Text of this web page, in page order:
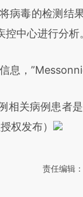
毒的检测结
中心进行分析
，
关病例患者是
权发布）
责任编辑